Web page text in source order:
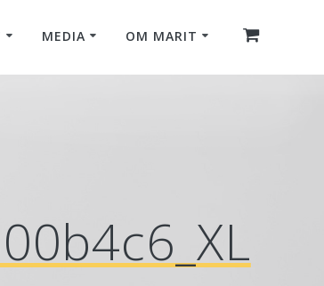
MEDIA OM MARIT